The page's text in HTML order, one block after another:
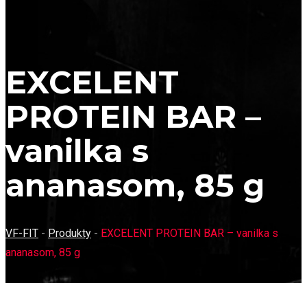
EXCELENT
PROTEIN BAR –
vanilka s
ananasom, 85 g
VF-FIT - Produkty - EXCELENT PROTEIN BAR – vanilka s
ananasom, 85 g